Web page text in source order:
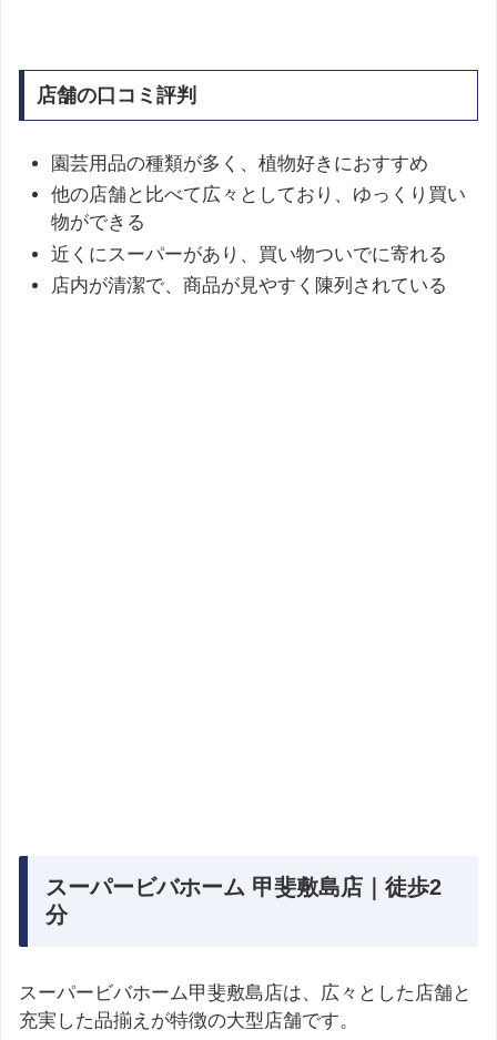
店舗の口コミ評判
園芸用品の種類が多く、植物好きにおすすめ
他の店舗と比べて広々としており、ゆっくり買い
物ができる
近くにスーパーがあり、買い物ついでに寄れる
店内が清潔で、商品が見やすく陳列されている
スーパービバホーム 甲斐敷島店｜徒歩2
分
スーパービバホーム甲斐敷島店は、広々とした店舗と
充実した品揃えが特徴の大型店舗です。